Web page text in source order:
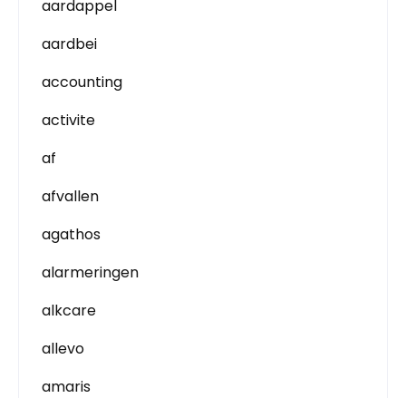
aardappel
aardbei
accounting
activite
af
afvallen
agathos
alarmeringen
alkcare
allevo
amaris